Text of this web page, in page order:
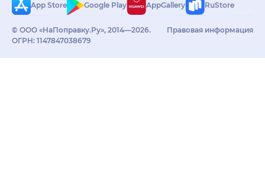
App Store
Google Play AppGallery RuStore
© ООО «НаПоправку.Ру», 2014—2026.
ОГРН: 1147847038679
Правовая информация